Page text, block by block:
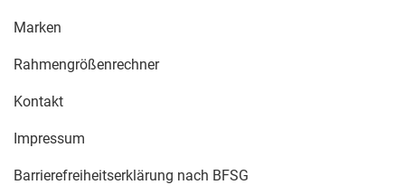
Marken
Rahmengrößenrechner
Kontakt
Impressum
Barrierefreiheitserklärung nach BFSG